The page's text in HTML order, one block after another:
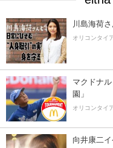
川島海荷
オリコンタイ
マクドナ
園」
オリコンタイ
向井康二